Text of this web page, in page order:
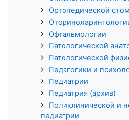
Ортопедической
Офтальмологии
Патологической
Патологической
Педагогики и
Педиатрии
Педиатрия (архив)
Поликлинической и
педиатрии